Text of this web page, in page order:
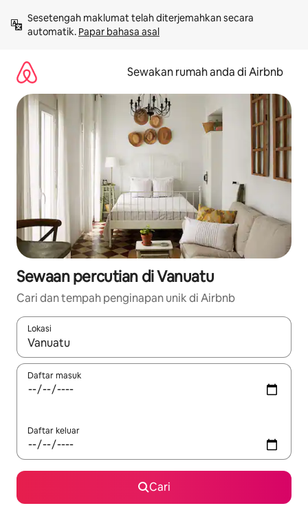
kandungan
Sesetengah maklumat telah diterjemahkan secara
automatik. Papar bahasa asal
Sewakan rumah anda di Airbnb
Sewaan percutian di Vanuatu
Cari dan tempah penginapan unik di Airbnb
Lokasi
Apabila hasil tersedia, navigasi dengan kekunci anak panah
Daftar masuk
Daftar keluar
Cari